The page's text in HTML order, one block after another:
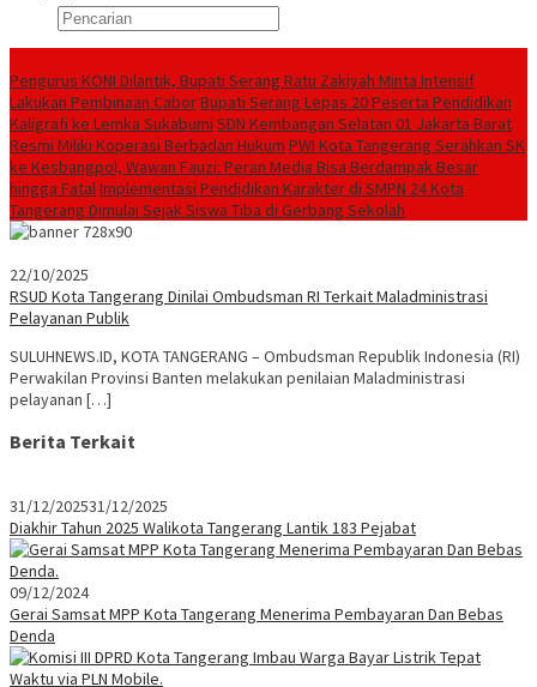
Pengurus KONI Dilantik, Bupati Serang Ratu Zakiyah Minta Intensif
Lakukan Pembinaan CaborBupati Serang Lepas 20 Peserta Pendidikan
Kaligrafi ke Lemka Sukabumi SDN Kembangan Selatan 01 Jakarta Barat
Resmi Miliki Koperasi Berbadan Hukum PWI Kota Tangerang Serahkan SK
ke Kesbangpol, Wawan Fauzi: Peran Media Bisa Berdampak Besar
hingga FatalImplementasi Pendidikan Karakter di SMPN 24 Kota
Tangerang Dimulai Sejak Siswa Tiba di Gerbang Sekolah
22/10/2025
RSUD Kota Tangerang Dinilai Ombudsman RI Terkait Maladministrasi
Pelayanan Publik
SULUHNEWS.ID, KOTA TANGERANG – Ombudsman Republik Indonesia (RI)
Perwakilan Provinsi Banten melakukan penilaian Maladministrasi
pelayanan […]
Berita Terkait
31/12/202531/12/2025
Diakhir Tahun 2025 Walikota Tangerang Lantik 183 Pejabat
09/12/2024
Gerai Samsat MPP Kota Tangerang Menerima Pembayaran Dan Bebas
Denda